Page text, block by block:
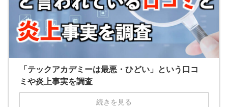
「テックアカデミーは最悪・ひどい」という口コ
ミや炎上事実を調査
続きを見る